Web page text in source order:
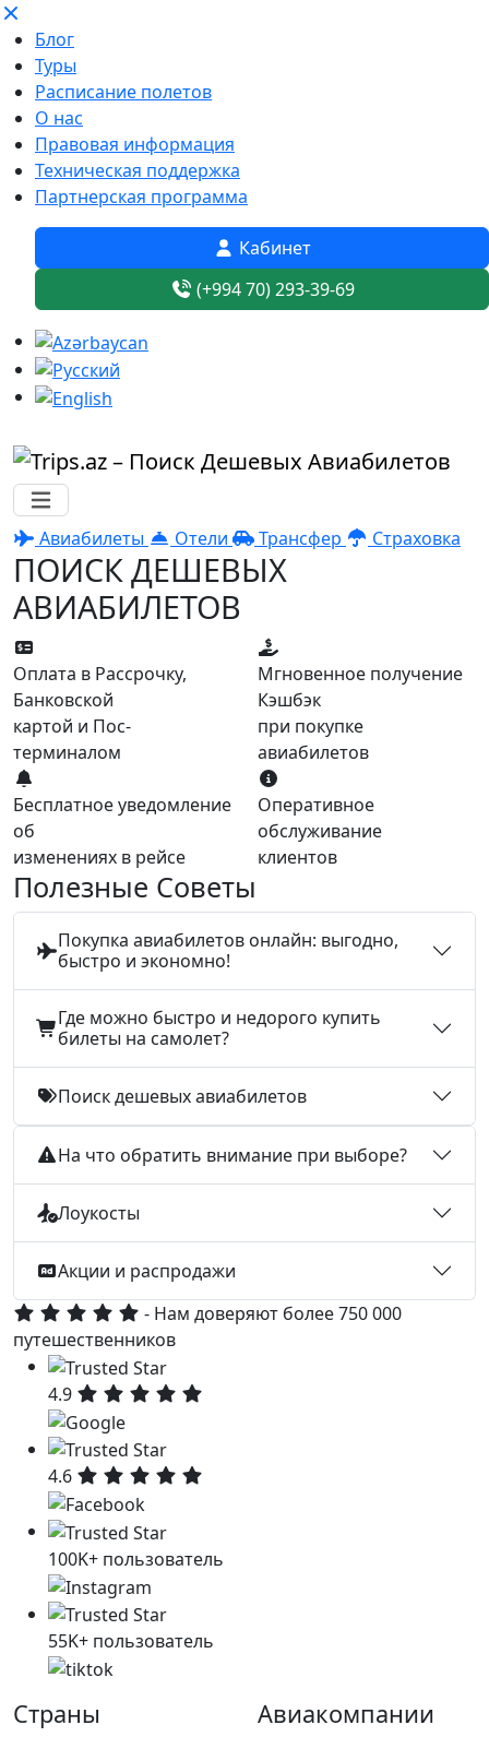
Блог
Туры
Расписание полетов
О нас
Правовая информация
Техническая поддержка
Партнерская программа
Кабинет
(+994 70) 293-39-69
Авиабилеты Отели Трансфер Страховка
ПОИСК ДЕШЕВЫХ
АВИАБИЛЕТОВ
Оплата в Рассрочку,
Банковской
картой и Пос-
терминалом
Мгновенное получение
Кэшбэк
при покупке
авиабилетов
Бесплатное уведомление
об
изменениях в рейсе
Оперативное
обслуживание
клиентов
Полезные Советы
Покупка авиабилетов онлайн: выгодно,
быстро и экономно!
Где можно быстро и недорого купить
билеты на самолет?
Поиск дешевых авиабилетов
На что обратить внимание при выборе?
Лоукосты
Акции и распродажи
- Нам доверяют более 750 000
путешественников
4.9
4.6
100K+ пользователь
55K+ пользователь
Страны Авиакомпании